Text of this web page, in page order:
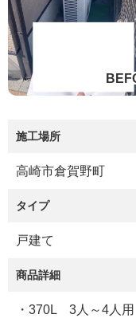
施工場所
高崎市倉賀野町
タイプ
戸建て
商品詳細
・370L 3人～4人用